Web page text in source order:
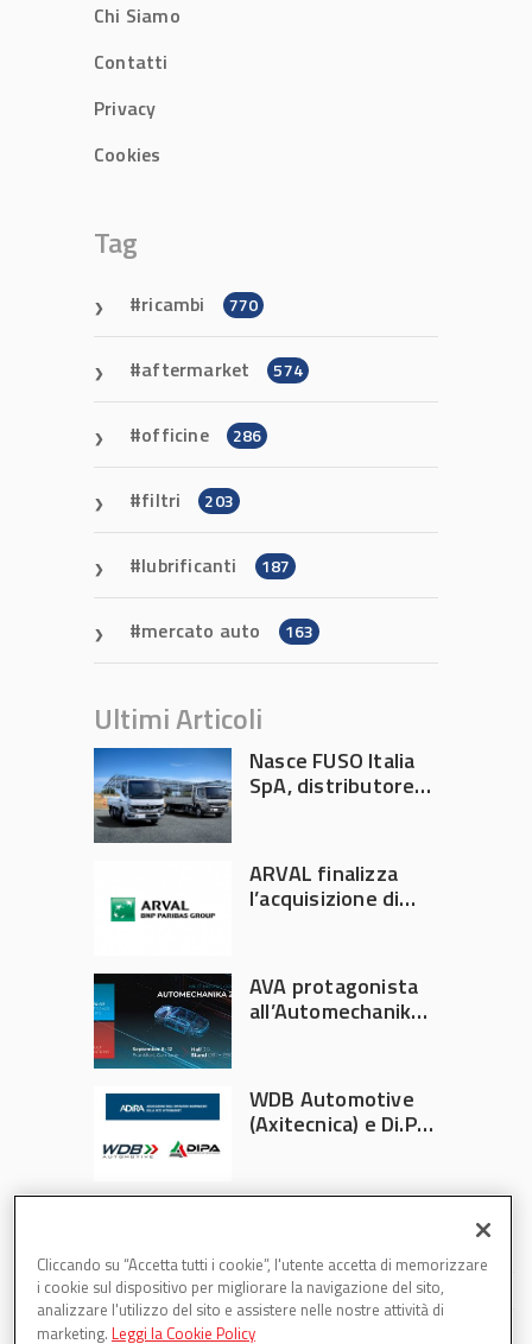
Chi Siamo
Contatti
Privacy
Cookies
Tag
ricambi 770
aftermarket 574
officine 286
filtri 203
lubrificanti 187
mercato auto 163
Ultimi Articoli
Nasce FUSO Italia
SpA, distributore
ARVAL finalizza
l’acquisizione di
AVA protagonista
all’Automechanika
WDB Automotive
(Axitecnica) e Di.Pa.
Cliccando su “Accetta tutti i cookie”, l'utente accetta di memorizzare
i cookie sul dispositivo per migliorare la navigazione del sito,
analizzare l'utilizzo del sito e assistere nelle nostre attività di
marketing. Leggi la Cookie Policy